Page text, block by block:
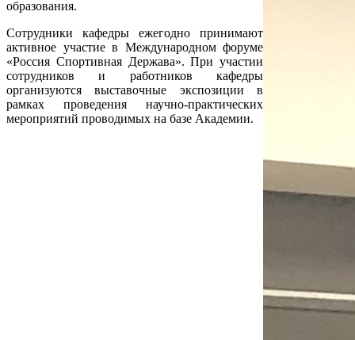
образования.
Сотрудники кафедры ежегодно принимают
активное участие в Международном форуме
«Россия Спортивная Держава». При участии
сотрудников и работников кафедры
организуются выставочные экспозиции в
рамках проведения научно-практических
мероприятий проводимых на базе Академии.